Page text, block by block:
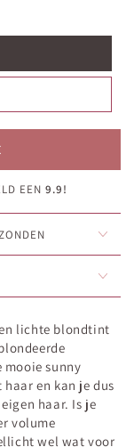
EEN 9.9!
lichte blondtint
mooie sunny
en kan je dus
haar. Is je
volume
wel wat voor